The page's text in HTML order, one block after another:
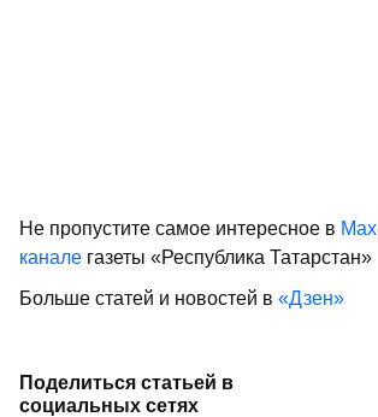
Не пропустите самое интересное в Max
канале газеты «Республика Татарстан»
Больше статей и новостей в «Дзен»
Поделиться статьей в
социальных сетях